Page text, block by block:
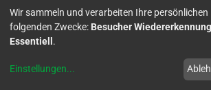
10mm weiter und köcherförmig
Sepalen
Kelchblätter nach oben gebogen, innen Krepp.,
dann weiß mit grünen Spitzen, symmetrisch
Ansatz orange, Form rund mit Einbuchtungen am
Wir sammeln und verarbeiten Ihre persönlichen
folgenden Zwecke: Besucher
Essentiell .
Einstellungen...